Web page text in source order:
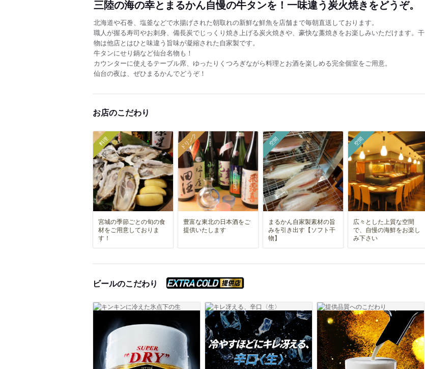
三陸の海の幸とまるかん自慢の牛タンを！一味違う炭火焼きをどうぞ。
北海道や石巻、塩釜などで水揚げされた朝取れの新鮮な鮮魚を店舗まで毎朝直送しております。
職人が握る寿司やお刺身、備長炭でじっくり焼き上げる炭火焼きや、豪快な藁焼きをお楽しみいただけます。干
物は他店とはひと味違う旨味が凝縮された自家製です。
牛タンにせり鍋など仙台名物も！
カウンターに使えるテーブル席、ゆったりくつろぎながら料理とお酒を楽しめる完全個室をご用意。
仙台の夜は、ぜひまるかんでどうぞ！
お店のこだわり
料理
宮城の季節ごとの旬の食
材をご用意しておりま
す！
ドリンク
豊富な東北の日本酒をご
提供いたします
空間
まるかん自家製素材の旨
みを引き出す【ソフト干
物】
空間
広々とした上質な空間
で、自慢の海鮮をお楽し
み下さい
ビールのこだわり